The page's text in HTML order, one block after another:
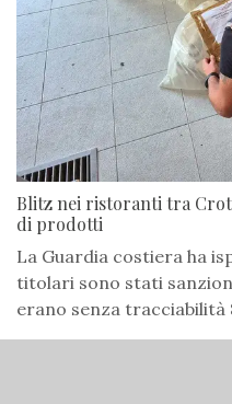
Blitz nei ristoranti tra
di prodotti
La Guardia costiera ha
titolari sono stati
erano senza tracciabilità